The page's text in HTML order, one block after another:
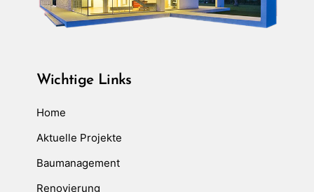
Wichtige Links
Home
Aktuelle Projekte
Baumanagement
Renovierung